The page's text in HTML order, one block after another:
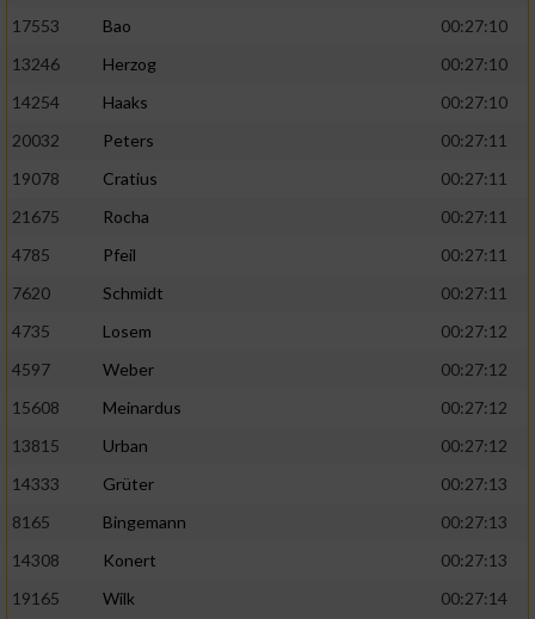
17553
Bao
00:27:10
13246
Herzog
00:27:10
14254
Haaks
00:27:10
20032
Peters
00:27:11
19078
Cratius
00:27:11
21675
Rocha
00:27:11
4785
Pfeil
00:27:11
7620
Schmidt
00:27:11
4735
Losem
00:27:12
4597
Weber
00:27:12
15608
Meinardus
00:27:12
13815
Urban
00:27:12
14333
Grüter
00:27:13
8165
Bingemann
00:27:13
14308
Konert
00:27:13
19165
Wilk 00:27:14